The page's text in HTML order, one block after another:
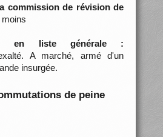
commission de révision de
en liste générale :
A marché, armé d'un
insurgée.
de peine